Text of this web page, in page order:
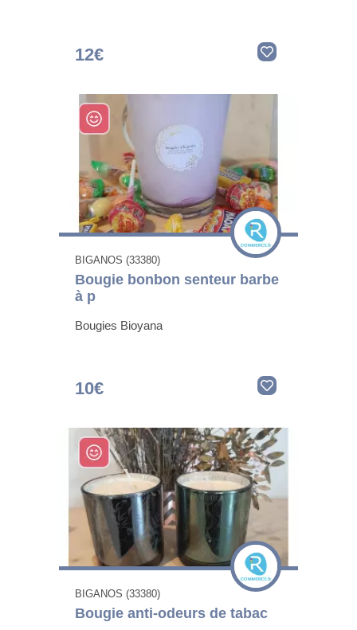
12€
BIGANOS (33380)
Bougie bonbon senteur barbe
à p
Bougies Bioyana
10€
BIGANOS (33380)
Bougie anti-odeurs de tabac